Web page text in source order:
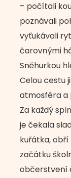
– počítali
poznávali
vyťukávali
čarovnými
Sněhurkou
Celou cestu
atmosféra a
Za každý
je čekala
kuřátka, obří
začátku
občerstvení